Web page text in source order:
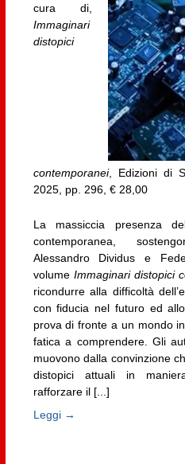
cura di,
Immaginari
distopici
contemporanei, Edizioni di
2025, pp. 296, € 28,00
La massiccia presenza
contemporanea,
Alessandro Dividus e
volume Immaginari distopici
ricondurre alla difficoltà
con fiducia nel futuro ed
prova di fronte a un mondo
fatica a comprendere. Gli
muovono dalla convinzione
distopici attuali in
rafforzare il [...]
Leggi →